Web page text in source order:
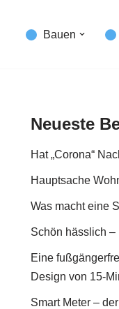
Bauen
Neueste
Hat „Corona“
Hauptsache
Was macht eine
Schön hässlich –
Eine
Design von 15-
Smart Meter –